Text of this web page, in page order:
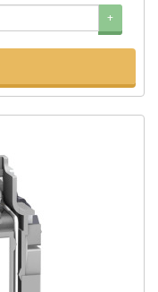
+